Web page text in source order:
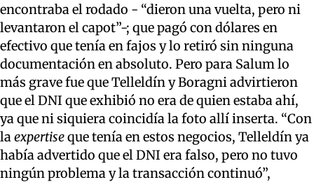
encontraba el rodado - “dieron una vuelta, pero ni
levantaron el capot”-; que pagó con dólares en
efectivo que tenía en fajos y lo retiró sin ninguna
documentación en absoluto. Pero para Salum lo
más grave fue que Telleldín y Boragni advirtieron
que el DNI que exhibió no era de quien estaba ahí,
ya que ni siquiera coincidía la foto allí inserta. “Con
la expertiseque tenía en estos negocios, Telleldín ya
había advertido que el DNI era falso, pero no tuvo
ningún problema y la transacción continuó”,